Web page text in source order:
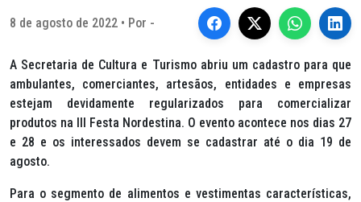
8 de agosto de 2022 • Por -
A Secretaria de Cultura e Turismo abriu um cadastro para que
ambulantes, comerciantes, artesãos, entidades e empresas
estejam devidamente regularizados para comercializar
produtos na III Festa Nordestina. O evento acontece nos dias 27
e 28 e os interessados devem se cadastrar até o dia 19 de
agosto.
Para o segmento de alimentos e vestimentas características,